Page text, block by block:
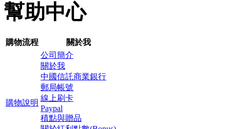
幫助中心
購物流程 關於我
購物說明
公司簡介
關於我
中國信託商業銀行
郵局帳號
線上刷卡
Paypal
積點與贈品